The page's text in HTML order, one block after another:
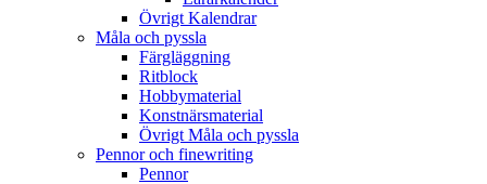
Övrigt Kalendrar
Måla och pyssla
Färgläggning
Ritblock
Hobbymaterial
Konstnärsmaterial
Övrigt Måla och pyssla
Pennor och finewriting
Pennor